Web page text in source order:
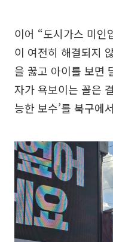
이어 “도시가스 미인
이 여전히 해결되지
을 꿇고 아이를 보면
자가 욕보이는 꼴은
능한 보수’를 북구에